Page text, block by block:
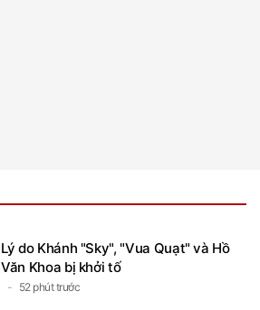
Lý do Khánh "Sky", "Vua Quạt" và Hồ
Văn Khoa bị khởi tố
52 phút trước